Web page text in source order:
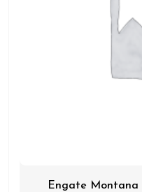
Engate Montana